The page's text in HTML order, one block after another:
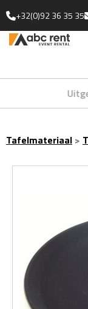
+32(0)92 36 35 35
Tafelmateriaal >